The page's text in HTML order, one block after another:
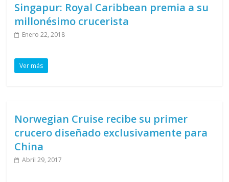
Singapur: Royal Caribbean premia a su
millonésimo crucerista
Enero 22, 2018
Ver más
Norwegian Cruise recibe su primer
crucero diseñado exclusivamente para
China
Abril 29, 2017